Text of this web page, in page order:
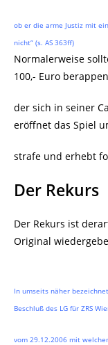
ob er die arme Justiz mit
nicht“ (s. AS 363ff)
Normalerweise
100,- Euro
der sich in seiner
eröffnet das Spiel
strafe und erhebt
Der Rekurs
Der Rekurs ist
Original
In umseits näher
Beschluß des LG für ZRS
vom 29.12.2006 mit